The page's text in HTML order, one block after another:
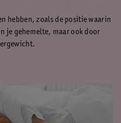
hebben, zoals de positie waarin
je gehemelte, maar ook door